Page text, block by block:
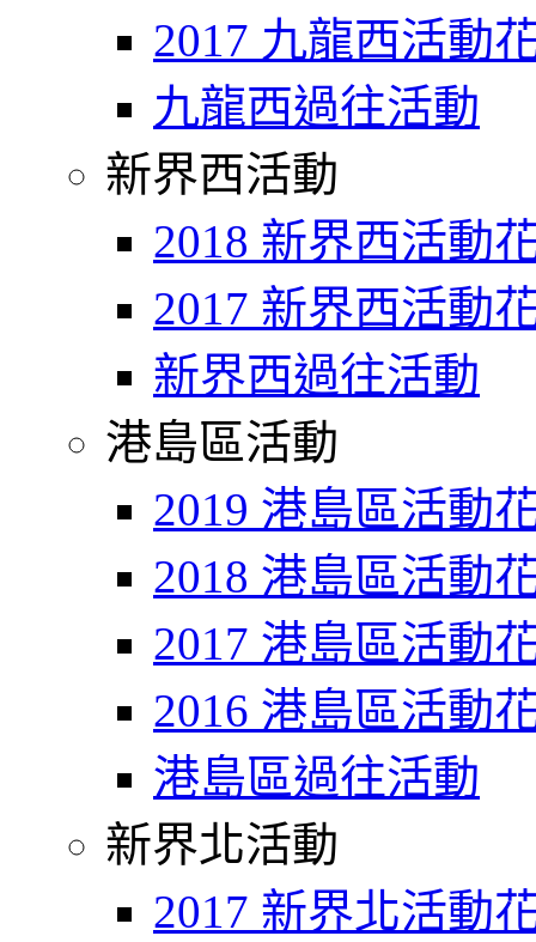
2017 九龍西活動
九龍西過往活動
新界西活動
2018 新界西活動
2017 新界西活動
新界西過往活動
港島區活動
2019 港島區活動
2018 港島區活動
2017 港島區活動
2016 港島區活動
港島區過往活動
新界北活動
2017 新界北活動